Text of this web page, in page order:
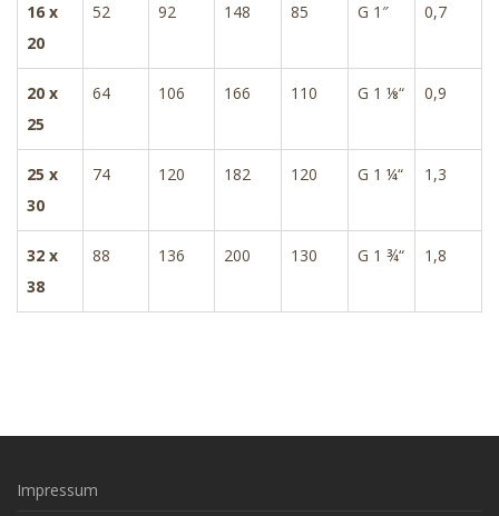
16 x
20
52 92 148 85 G 1″ 0,7
20 x
25
64 106 166 110 G 1 ⅛“ 0,9
25 x
30
74 120 182 120 G 1 ¼“ 1,3
32 x
38
88 136 200 130 G 1 ¾“ 1,8
Impressum